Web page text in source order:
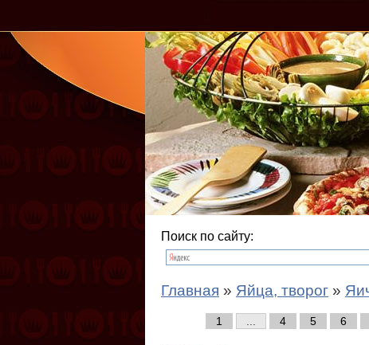
Поиск по сайту:
Главная » Яйца, творог »
1 4 5 6